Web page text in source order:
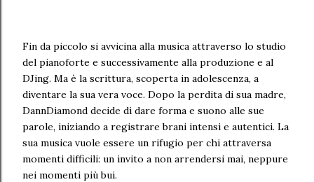
Fin da piccolo si avvicina alla musica attraverso lo studio
del pianoforte e successivamente alla produzione e al
DJing. Ma è la scrittura, scoperta in adolescenza, a
diventare la sua vera voce. Dopo la perdita di sua madre,
DannDiamond decide di dare forma e suono alle sue
parole, iniziando a registrare brani intensi e autentici. La
sua musica vuole essere un rifugio per chi attraversa
momenti difficili: un invito a non arrendersi mai, neppure
nei momenti più bui.